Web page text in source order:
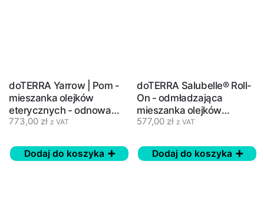
doTERRA Yarrow | Pom -
mieszanka olejków
eterycznych - odnowa
skóry - 30 ml
773,00 zł z VAT
Dodaj do koszyka
doTERRA Salubelle® Roll-
On - odmładzająca
mieszanka olejków
eterycznych - 10 ml
577,00 zł z VAT
Dodaj do koszyka